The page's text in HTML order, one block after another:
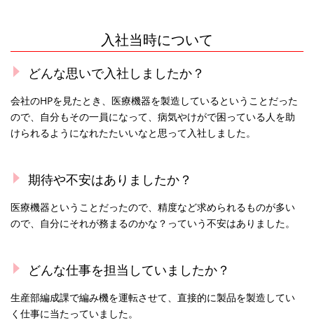
入社当時について
どんな思いで入社しましたか？
会社のHPを見たとき、医療機器を製造しているということだった
ので、自分もその一員になって、病気やけがで困っている人を助
けられるようになれたたいいなと思って入社しました。
期待や不安はありましたか？
医療機器ということだったので、精度など求められるものが多い
ので、自分にそれが務まるのかな？っていう不安はありました。
どんな仕事を担当していましたか？
生産部編成課で編み機を運転させて、直接的に製品を製造してい
く仕事に当たっていました。